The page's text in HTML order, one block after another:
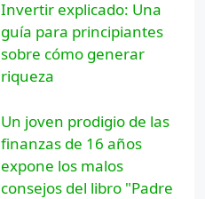
Invertir explicado: Una
guía para principiantes
sobre cómo generar
riqueza
Un joven prodigio de las
finanzas de 16 años
expone los malos
consejos del libro "Padre